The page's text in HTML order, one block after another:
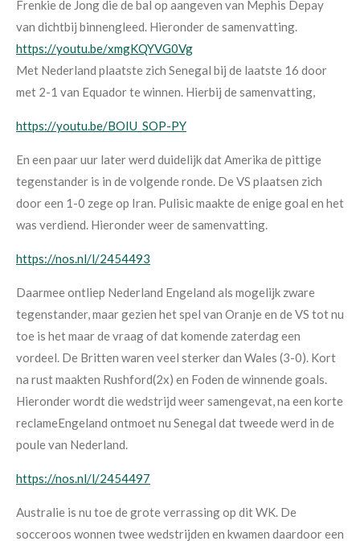
Frenkie de Jong die de bal op aangeven van Mephis Depay
van dichtbij binnengleed. Hieronder de samenvatting.
https://youtu.be/xmgKQYVG0Vg
Met Nederland plaatste zich Senegal bij de laatste 16 door
met 2-1 van Equador te winnen. Hierbij de samenvatting,
https://youtu.be/BOIU_SOP-PY
En een paar uur later werd duidelijk dat Amerika de pittige
tegenstander is in de volgende ronde. De VS plaatsen zich
door een 1-0 zege op Iran. Pulisic maakte de enige goal en het
was verdiend. Hieronder weer de samenvatting.
https://nos.nl/l/2454493
Daarmee ontliep Nederland Engeland als mogelijk zware
tegenstander, maar gezien het spel van Oranje en de VS tot nu
toe is het maar de vraag of dat komende zaterdag een
vordeel. De Britten waren veel sterker dan Wales (3-0). Kort
na rust maakten Rushford(2x) en Foden de winnende goals.
Hieronder wordt die wedstrijd weer samengevat, na een korte
reclameEngeland ontmoet nu Senegal dat tweede werd in de
poule van Nederland.
https://nos.nl/l/2454497
Australie is nu toe de grote verrassing op dit WK. De
socceroos wonnen twee wedstrijden en kwamen daardoor een